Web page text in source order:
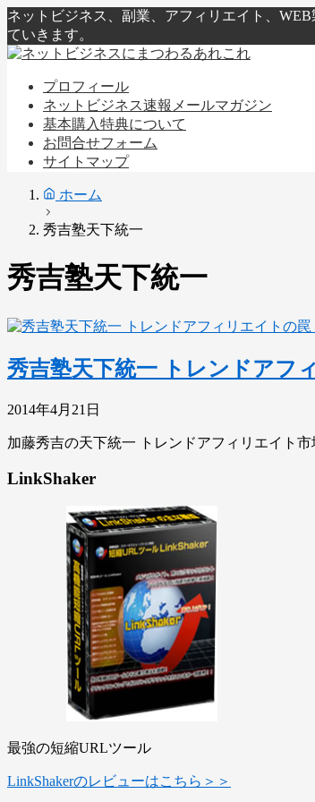
ネットビジネス、副業、アフィリエイト、
ていきます。
プロフィール
ネットビジネス速報メールマガジン
基本購入特典について
お問合せフォーム
サイトマップ
ホーム
秀吉塾天下統一
秀吉塾天下統一
秀吉塾天下統一 トレンドアフ
2014年4月21日
加藤秀吉の天下統一 トレンドアフィリエイト
LinkShaker
最強の短縮URLツール
LinkShakerのレビューはこちら＞＞